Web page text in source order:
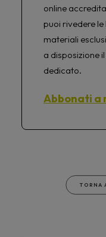
online
puoi rivedere
materiali
a disposizione
dedicato.
Abbonati a
TORNA